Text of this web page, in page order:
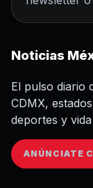
Noticias
El pulso diario
CDMX,
deportes y
ANÚNCIATE